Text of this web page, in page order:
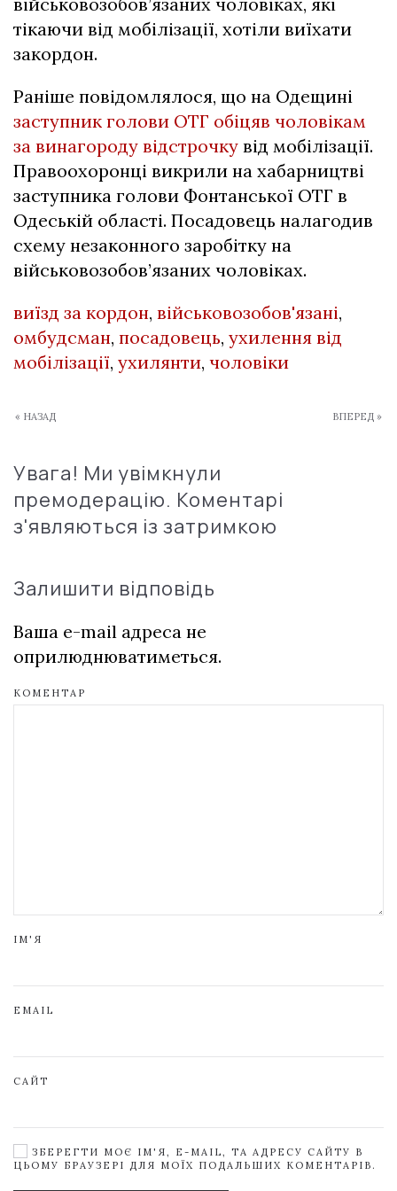
тікаючи від мобілізації, хотіли виїхати
закордон.
Раніше повідомлялося, що на Одещині
заступник голови ОТГ обіцяв чоловікам
за винагороду відстрочку від мобілізації.
Правоохоронці викрили на хабарництві
заступника голови Фонтанської ОТГ в
Одеській області. Посадовець налагодив
схему незаконного заробітку на
військовозобов’язаних чоловіках.
виїзд за кордон, військовозобов'язані,
омбудсман, посадовець, ухилення від
мобілізації, ухилянти, чоловіки
« НАЗАД ВПЕРЕД »
Увага! Ми увімкнули
премодерацію. Коментарі
з'являються із затримкою
Залишити відповідь
Ваша e-mail адреса не
оприлюднюватиметься.
КОМЕНТАР
ІМ'Я
EMAIL
САЙТ
ЗБЕРЕГТИ МОЄ ІМ'Я, E-MAIL, ТА АДРЕСУ САЙТУ В
ЦЬОМУ БРАУЗЕРІ ДЛЯ МОЇХ ПОДАЛЬШИХ КОМЕНТАРІВ.